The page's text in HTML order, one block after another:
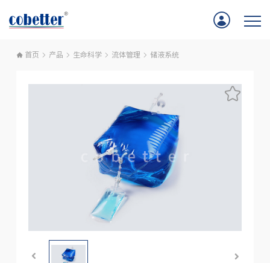
首页
联系我们
首页 产品 生命科学 流体管理 储液系统